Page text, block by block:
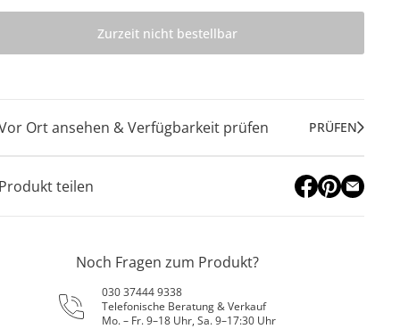
Zurzeit nicht bestellbar
Ort ansehen & Verfügbarkeit prüfen PRÜFEN
teilen
Noch Fragen zum Produkt?
030 37444 9338
Telefonische Beratung & Verkauf
Mo. – Fr. 9–18 Uhr, Sa. 9–17:30 Uhr